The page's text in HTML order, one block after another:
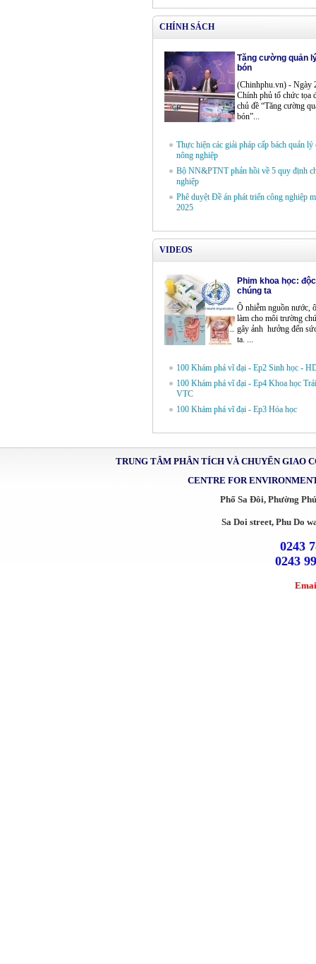
CHÍNH SÁCH
Tăng cường quản
bón
(Chinhphu.vn) - Ngày
Chính phủ tổ chức tọa
chủ đề “Tăng cường
bón”...
Thực hiện các giải pháp cấp bách quản
nông nghiệp
Bộ NN&PTNT phản hồi về 5 quy định
nghiệp
Phê duyệt Ðề án phát triển công nghiệp
2025
VIDEOS
Phim khoa học:
chúng ta
Ô nhiễm nguồn nước,
làm cho môi trường
gây ảnh hưởng đến
ta. ...
100 Khám phá vĩ đại - Ep2 Sinh học -
100 Khám phá vĩ đại - Ep4 Khoa học
VTC
100 Khám phá vĩ đại - Ep3 Hóa học
TRUNG TÂM PHÂN TÍCH VÀ CHUYỂN GIAO
CENTRE FOR
Phố Sa Đôi, Phường
Sa Doi street, Phu Do
0243
0243